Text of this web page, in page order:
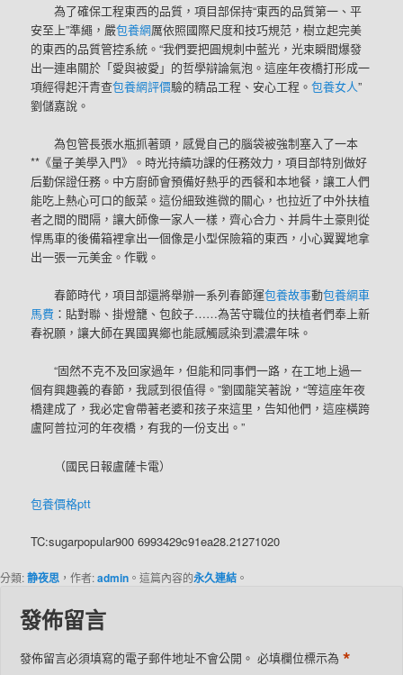
為了確保工程東西的品質，項目部保持“東西的品質第一、平
安至上”準繩，嚴包養網厲依照國際尺度和技巧規范，樹立起完美
的東西的品質管控系統。“我們要把圓規刺中藍光，光束瞬間爆發
出一連串關於「愛與被愛」的哲學辯論氣泡。這座年夜橋打形成一
項經得起汗青查包養網評價驗的精品工程、安心工程。包養女人”
劉儲嘉說。
為包管長張水瓶抓著頭，感覺自己的腦袋被強制塞入了一本
**《量子美學入門》。時光持續功課的任務效力，項目部特別做好
后勤保證任務。中方廚師會預備好熱乎的西餐和本地餐，讓工人們
能吃上熱心可口的飯菜。這份細致進微的關心，也拉近了中外扶植
者之間的間隔，讓大師像一家人一樣，齊心合力、并肩牛土豪則從
悍馬車的後備箱裡拿出一個像是小型保險箱的東西，小心翼翼地拿
出一張一元美金。作戰。
春節時代，項目部還將舉辦一系列春節運包養故事動包養網車
馬費 ：貼對聯、掛燈籠、包餃子……為苦守職位的扶植者們奉上新
春祝願，讓大師在異國異鄉也能感觸感染到濃濃年味。
“固然不克不及回家過年，但能和同事們一路，在工地上過一
個有興趣義的春節，我感到很值得。”劉國龍笑著說，“等這座年夜
橋建成了，我必定會帶著老婆和孩子來這里，告知他們，這座橫跨
盧阿普拉河的年夜橋，有我的一份支出。”
（國民日報盧薩卡電）
包養價格ptt
TC:sugarpopular900 6993429c91ea28.21271020
分類:静夜思 ，作者:admin 。這篇內容的永久連結 。
發佈留言
發佈留言必須填寫的電子郵件地址不會公開。 必填欄位標示為*